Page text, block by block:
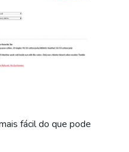
fácil do que pode